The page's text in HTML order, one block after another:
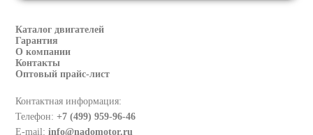
Каталог двигателей
Гарантия
О компании
Контакты
Оптовый прайс-лист
Контактная информация:
Телефон:+7 (499) 959-96-46
E-mail:info@nadomotor.ru